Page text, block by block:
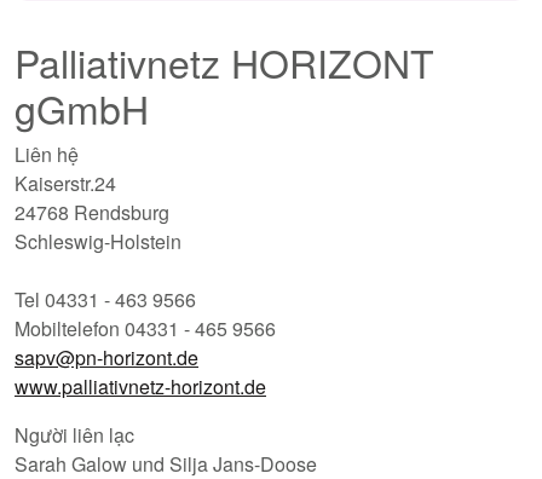
Palliativnetz HORIZONT
gGmbH
Liên hệ
Kaiserstr.24
24768 Rendsburg
Schleswig-Holstein
Tel 04331 - 463 9566
Mobiltelefon 04331 - 465 9566
sapv@pn-horizont.de
www.palliativnetz-horizont.de
Người liên lạc
Sarah Galow und Silja Jans-Doose